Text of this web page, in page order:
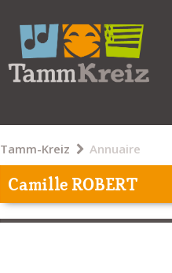
Tamm-Kreiz Annuaire
Camille ROBERT